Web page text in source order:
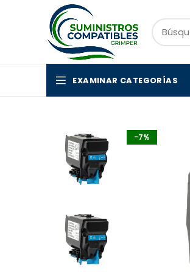
EXAMINAR CATEGORÍAS
-7%